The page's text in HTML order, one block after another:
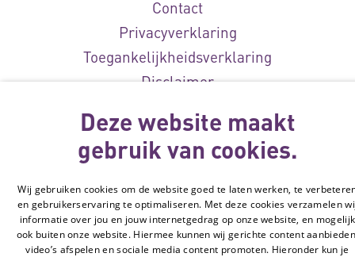
Contact
Privacyverklaring
Toegankelijkheidsverklaring
Disclaimer
© Vilans, 2026
Deze website maakt
gebruik van cookies.
Wij gebruiken cookies om de website goed te laten werken, te
en gebruikerservaring te optimaliseren. Met deze cookies verzamelen
informatie over jou en jouw internetgedrag op onze website, en mogelijk
ook buiten onze website. Hiermee kunnen wij gerichte content
video’s afspelen en sociale media content promoten. Hieronder kun je